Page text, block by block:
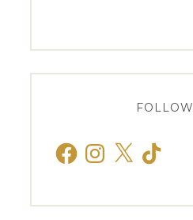
FOLLOW
FacebookInstagram
X TikTok